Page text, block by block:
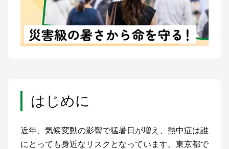
はじめに
近年、気候変動の影響で猛暑日が増え、熱中症は誰
にとっても身近なリスクとなっています。東京都で